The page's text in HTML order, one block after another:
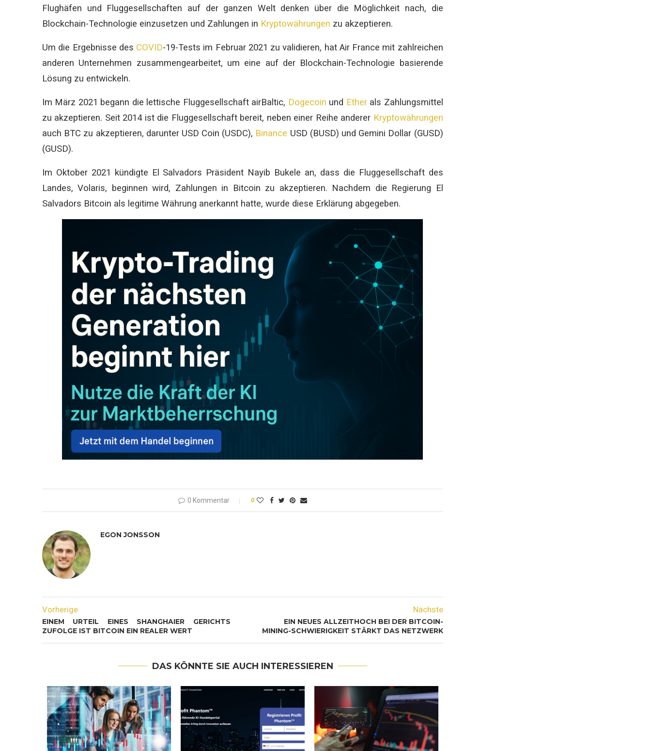
Flughäfen und Fluggesellschaften auf der ganzen Welt denken über die Möglichkeit nach, die
Blockchain-Technologie einzusetzen und Zahlungen in Kryptowährungen zu akzeptieren.
Um die Ergebnisse des COVID-19-Tests im Februar 2021 zu validieren, hat Air France mit zahlreichen
anderen Unternehmen zusammengearbeitet, um eine auf der Blockchain-Technologie basierende
Lösung zu entwickeln.
Im März 2021 begann die lettische Fluggesellschaft airBaltic, Dogecoin und Etherals Zahlungsmittel
zu akzeptieren. Seit 2014 ist die Fluggesellschaft bereit, neben einer Reihe anderer Kryptowährungen
auch BTC zu akzeptieren, darunter USD Coin (USDC), Binance USD (BUSD) und Gemini Dollar (GUSD)
(GUSD).
Im Oktober 2021 kündigte El Salvadors Präsident Nayib Bukele an, dass die Fluggesellschaft des
Landes, Volaris, beginnen wird, Zahlungen in Bitcoin zu akzeptieren. Nachdem die Regierung El
Salvadors Bitcoin als legitime Währung anerkannt hatte, wurde diese Erklärung abgegeben.
0 Kommentar 0
EGON JONSSON
Vorherige
EINEM URTEIL EINES SHANGHAIER GERICHTS
ZUFOLGE IST BITCOIN EIN REALER WERT
Nächste
EIN NEUES ALLZEITHOCH BEI DER BITCOIN-
MINING-SCHWIERIGKEIT STÄRKT DAS NETZWERK
DAS KÖNNTE SIE AUCH INTERESSIEREN